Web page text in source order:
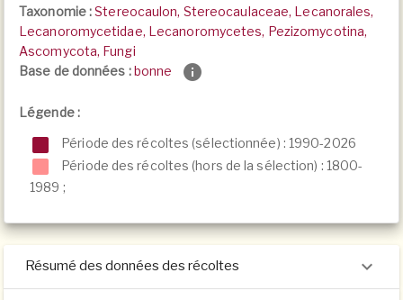
Taxonomie :Stereocaulon, Stereocaulaceae, Lecanorales,
Lecanoromycetidae, Lecanoromycetes, Pezizomycotina,
Ascomycota, Fungi
Base de données :bonne
Légende :
Période des récoltes (sélectionnée) : 1990-2026
Période des récoltes (hors de la sélection) : 1800-
1989 ;
Résumé des données des récoltes